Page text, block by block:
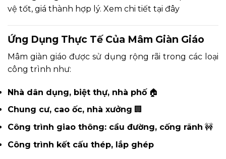
vệ tốt, giá thành hợp lý. Xem chi tiết tại đây
Ứng Dụng Thực Tế Của Mâm Giàn Giáo
Mâm giàn giáo được sử dụng rộng rãi trong các loại
công trình như:
Nhà dân dụng, biệt thự, nhà phố🏠
Chung cư, cao ốc, nhà xưởng 🏢
Công trình giao thông: cầu đường, cống rãnh 🚧
Công trình kết cấu thép, lắp ghép